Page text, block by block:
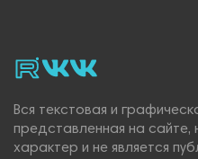
rutubevk_video.
Vk.
Вся текстовая и
представленная на сайте,
характер и не является